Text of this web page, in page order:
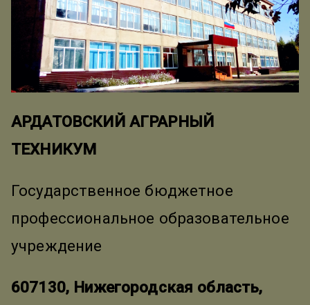
АРДАТОВСКИЙ АГРАРНЫЙ
ТЕХНИКУМ
Государственное бюджетное
профессиональное образовательное
учреждение
607130, Нижегородская область,